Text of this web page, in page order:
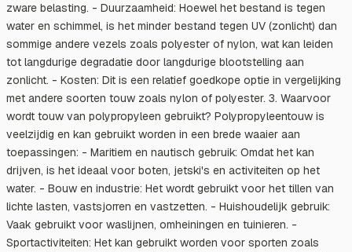
zware belasting. - Duurzaamheid: Hoewel het bestand is tegen
water en schimmel, is het minder bestand tegen UV (zonlicht) dan
sommige andere vezels zoals polyester of nylon, wat kan leiden
tot langdurige degradatie door langdurige blootstelling aan
zonlicht. - Kosten: Dit is een relatief goedkope optie in vergelijking
met andere soorten touw zoals nylon of polyester. 3. Waarvoor
wordt touw van polypropyleen gebruikt? Polypropyleentouw is
veelzijdig en kan gebruikt worden in een brede waaier aan
toepassingen: - Maritiem en nautisch gebruik: Omdat het kan
drijven, is het ideaal voor boten, jetski's en activiteiten op het
water. - Bouw en industrie: Het wordt gebruikt voor het tillen van
lichte lasten, vastsjorren en vastzetten. - Huishoudelijk gebruik:
Vaak gebruikt voor waslijnen, omheiningen en tuinieren. -
Sportactiviteiten: Het kan gebruikt worden voor sporten zoals